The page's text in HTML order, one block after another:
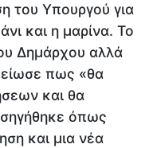
του Υπουργού για
και η μαρίνα. Το
Δημάρχου αλλά
πως «θα
και θα
όπως
και μια νέα